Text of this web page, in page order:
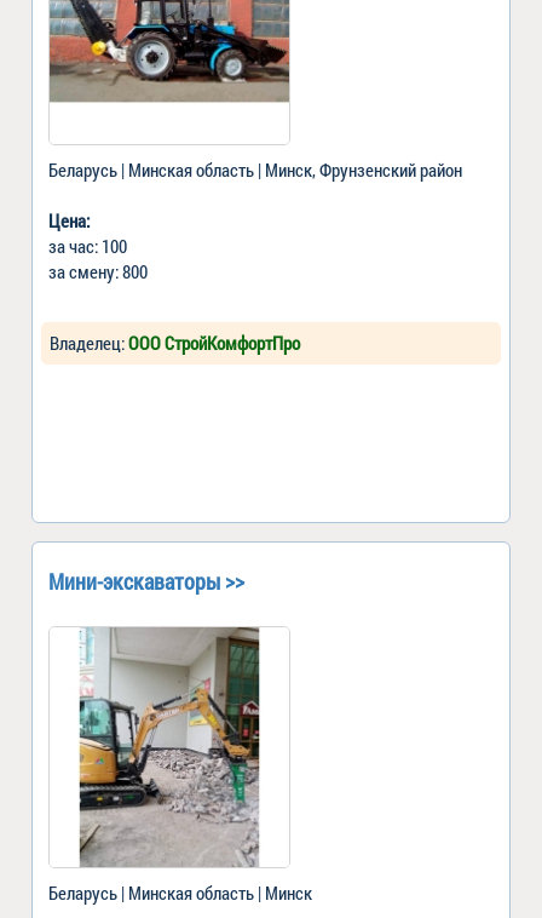
Беларусь | Минская область | Минск, Фрунзенский район
Цена:
за час: 100
за смену: 800
Владелец:ООО СтройКомфортПро
Мини-экскаваторы >>
Беларусь | Минская область | Минск